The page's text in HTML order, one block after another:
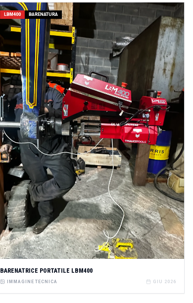
LBM400 BARENATURA
BARENATRICE PORTATILE LBM400
IMMAGINE TECNICA GIU 2026